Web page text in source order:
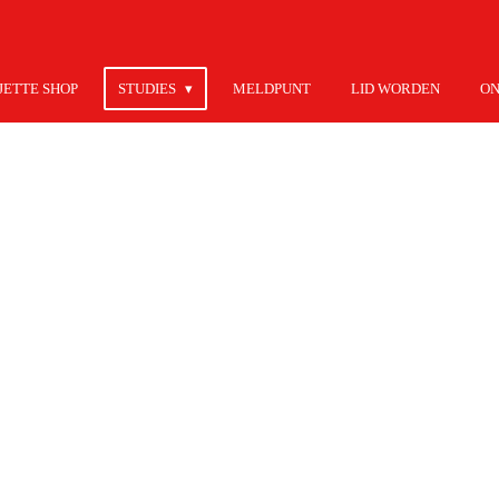
SHOP STUDIES MELDPUNT LID WORDEN